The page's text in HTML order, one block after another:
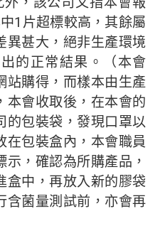
1片超標較高，其餘屬
異甚大，絕非生產環境
的正常結果。（本會
站購得，而樣本由生產
本會收取後，在本會的
的包裝袋，發現口罩以
在包裝盒內，本會職員
，確認為所購產品，
盒中，再放入新的膠袋
含菌量測試前，亦會再